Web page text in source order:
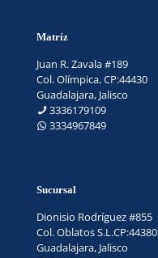
Matríz
Juan R. Zavala #189
Col. Olímpica, CP:44430
Guadalajara, Jalisco
3336179109
3334967849
Sucursal
Dionisio Rodríguez #855
Col. Oblatos S.L.CP:44380
Guadalajara, Jalisco